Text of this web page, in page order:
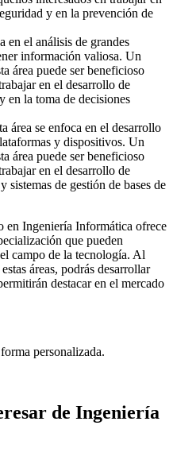
y en la prevención de
en el análisis de grandes
información valiosa. Un
área puede ser beneficioso
en el desarrollo de
en la toma de decisiones
área se enfoca en el desarrollo
y dispositivos. Un
área puede ser beneficioso
en el desarrollo de
sistemas de gestión de bases de
en Ingeniería Informática ofrece
que pueden
campo de la tecnología. Al
áreas, podrás desarrollar
destacar en el mercado
personalizada.
de Ingeniería